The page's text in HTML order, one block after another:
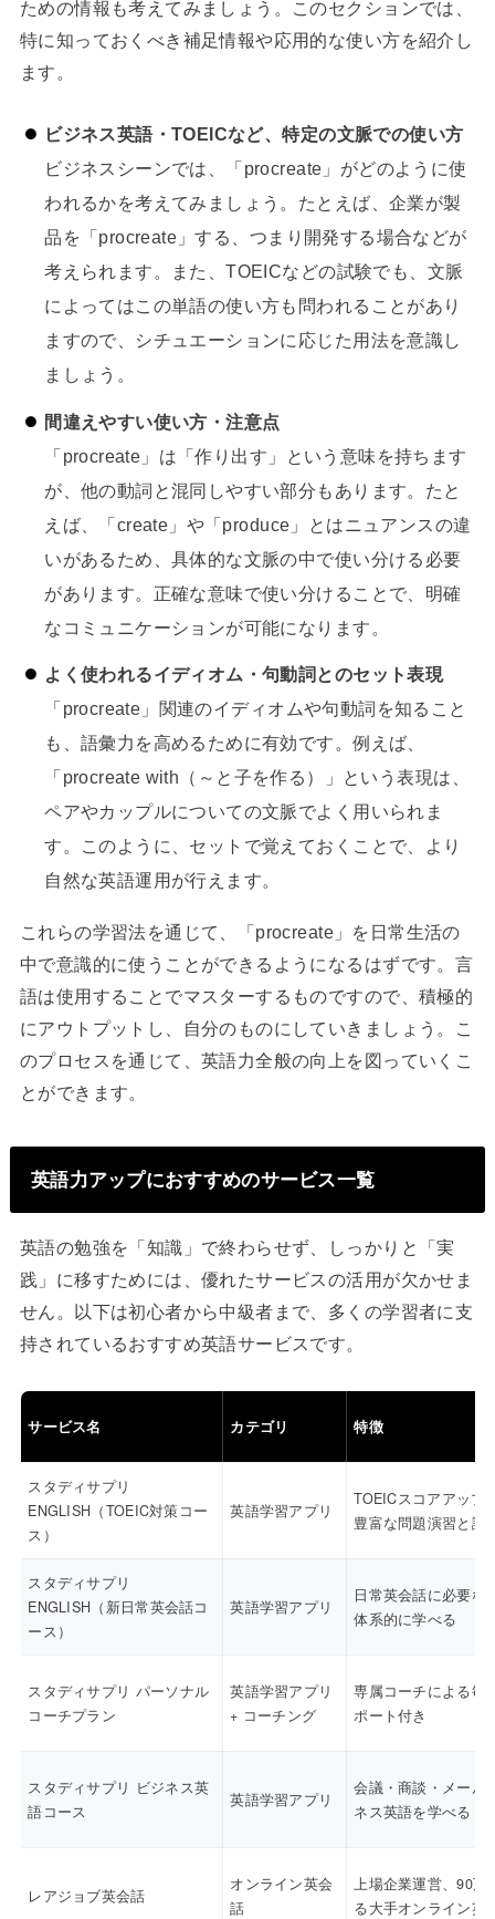
ための情報も考えてみましょう。このセクションでは、
特に知っておくべき補足情報や応用的な使い方を紹介し
ます。
ビジネス英語・TOEICなど、特定の文脈での使い方
ビジネスシーンでは、「procreate」がどのように使
われるかを考えてみましょう。たとえば、企業が製
品を「procreate」する、つまり開発する場合などが
考えられます。また、TOEICなどの試験でも、文脈
によってはこの単語の使い方も問われることがあり
ますので、シチュエーションに応じた用法を意識し
ましょう。
間違えやすい使い方・注意点
「procreate」は「作り出す」という意味を持ちます
が、他の動詞と混同しやすい部分もあります。たと
えば、「create」や「produce」とはニュアンスの違
いがあるため、具体的な文脈の中で使い分ける必要
があります。正確な意味で使い分けることで、明確
なコミュニケーションが可能になります。
よく使われるイディオム・句動詞とのセット表現
「procreate」関連のイディオムや句動詞を知ること
も、語彙力を高めるために有効です。例えば、
「procreate with（～と子を作る）」という表現は、
ペアやカップルについての文脈でよく用いられま
す。このように、セットで覚えておくことで、より
自然な英語運用が行えます。
これらの学習法を通じて、「procreate」を日常生活の
中で意識的に使うことができるようになるはずです。言
語は使用することでマスターするものですので、積極的
にアウトプットし、自分のものにしていきましょう。こ
のプロセスを通じて、英語力全般の向上を図っていくこ
とができます。
英語力アップにおすすめのサービス一覧
英語の勉強を「知識」で終わらせず、しっかりと「実
践」に移すためには、優れたサービスの活用が欠かせま
せん。以下は初心者から中級者まで、多くの学習者に支
持されているおすすめ英語サービスです。
サービス名 カテゴリ 特徴
スタディサプリ
ENGLISH（TOEIC対策コー
ス）
英語学習アプリ
TOEICスコアアップ
豊富な問題演習と講
スタディサプリ
ENGLISH（新日常英会話コ
ース）
英語学習アプリ
日常英会話に必要な
体系的に学べる
スタディサプリ パーソナル
コーチプラン
英語学習アプリ
+ コーチング
専属コーチによる毎
ポート付き
スタディサプリ ビジネス英
語コース
英語学習アプリ
会議・商談・メール
ネス英語を学べる
レアジョブ英会話
オンライン英会
話
上場企業運営、90万
る大手オンライン英